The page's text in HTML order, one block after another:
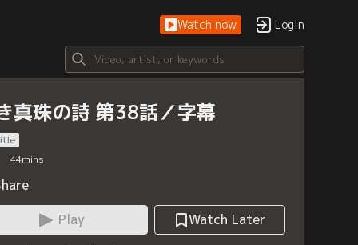
Watch now Login
真珠の詩 第38話／字幕
44mins
Play
Watch Later